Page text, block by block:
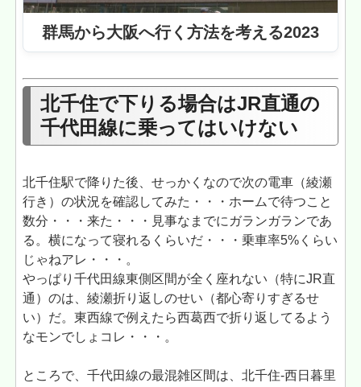
群馬から大阪へ行く方法を考える2023
北千住で下りる場合はJR直通の
千代田線に乗ってはいけない
北千住駅で降りた後、せっかくなので次の電車（綾瀬
行き）の状況を確認してみた・・・ホームで待つこと
数分・・・来た・・・見事なまでにガランガランであ
る。横になって寝れるくらいだ・・・乗車率5%くらい
じゃねアレ・・・。
やっぱり千代田線東側区間が全く座れない（特にJR直
通）のは、綾瀬折り返しのせい（都心寄りすぎるせ
い）だ。東西線で例えたら西葛西で折り返してるよう
なモンでしょコレ・・・。
ところで、千代田線の最混雑区間は、北千住-西日暮里